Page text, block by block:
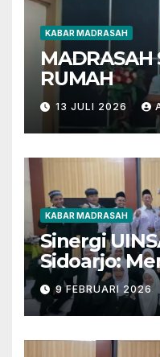
KABAR MADRASAH
MADRASAH
RUMAH
13 JULI 2026
KABAR MADRASAH
Sinergi
Sidoarjo:
Berkarakter
Tantangan
9 FEBRUARI 2026